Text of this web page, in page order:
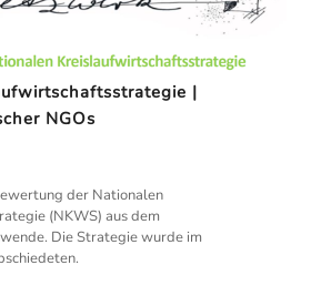
|
NGOs
der Nationalen
(NKWS) aus dem
Die Strategie wurde im